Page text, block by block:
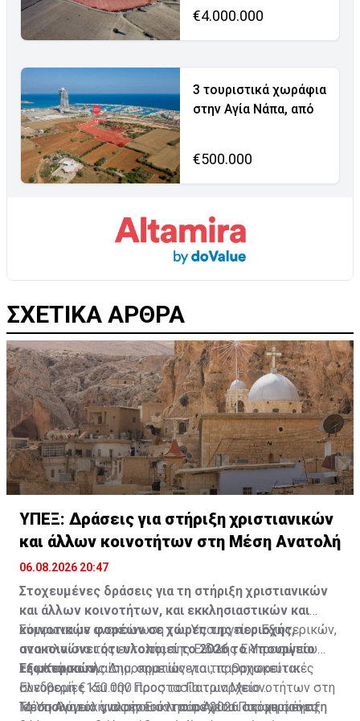
€4.000.000
3 τουριστικά χωράφια
στην Αγία Νάπα, από
€500.000
ΣΧΕΤΙΚΑ ΑΡΘΡΑ
ΥΠΕΞ: Δράσεις για στήριξη χριστιανικών
και άλλων κοινοτήτων στη Μέση Ανατολή
06.08.2026 20:47
Στοχευμένες δράσεις για τη στήριξη χριστιανικών
και άλλων κοινοτήτων, και εκκλησιαστικών και
κοινοτικών φορέων σε χώρες της περιοχής,
ανακοινώνει ότι υλοποιεί το 2026 το Υπουργείο
Εξωτερικών.
Σύμφωνα με ανακοίνωση του Υπουργείου Εξωτερικών,
στο πλαίσιο της εντολής της Ειδικής Εκπροσώπου
της Κυπριακής Δημοκρατίας για τις Θρησκευτικές
Ελευθερίες και την Προστασία των Μειονοτήτων στη
Μέση Ανατολή, υλοποιούνται το 2026 στοχευμένες
Σε αυτό το πλαίσιο, σημειώνεται, παραχωρείται
συνδρομή €150.000 προς το Πατριαρχείο
Ιεροσολύμων για την Εκκλησία Αγίου Πορφυρίου στη
Το Υπουργείο αναφέρει ότι παρέχεται ακόμη στήριξη